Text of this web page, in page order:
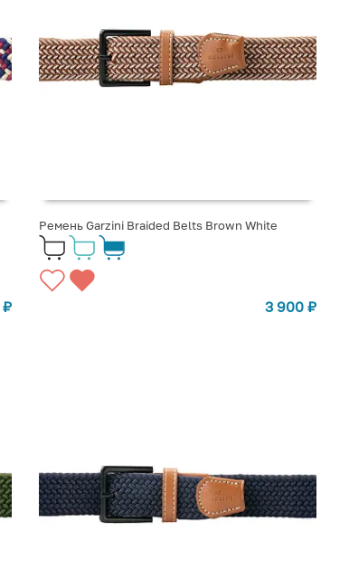
₽
Ремень Garzini Braided Belts Brown White
3 900 ₽